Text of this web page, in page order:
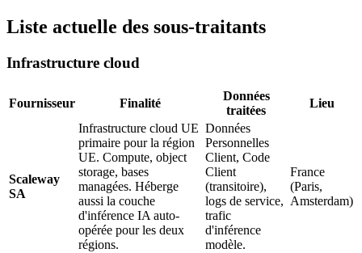
Liste actuelle des sous-traitants
Infrastructure cloud
Fournisseur Finalité
Données
traitées
Lieu
Scaleway
SA
Infrastructure cloud UE
primaire pour la région
UE. Compute, object
storage, bases
managées. Héberge
aussi la couche
d'inférence IA auto-
opérée pour les deux
régions.
Données
Personnelles
Client, Code
Client
(transitoire),
logs de service,
trafic
d'inférence
modèle.
France
(Paris,
Amsterdam)